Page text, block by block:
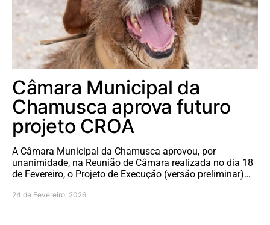
Câmara Municipal da
Chamusca aprova futuro
projeto CROA
A Câmara Municipal da Chamusca aprovou, por
unanimidade, na Reunião de Câmara realizada no dia 18
de Fevereiro, o Projeto de Execução (versão preliminar)…
24 de Fevereiro, 2026